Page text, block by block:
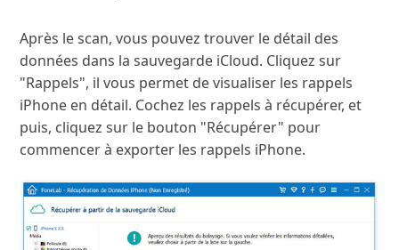
Après le scan, vous pouvez trouver le détail des
données dans la sauvegarde iCloud. Cliquez sur
"Rappels", il vous permet de visualiser les rappels
iPhone en détail. Cochez les rappels à récupérer, et
puis, cliquez sur le bouton "Récupérer" pour
commencer à exporter les rappels iPhone.